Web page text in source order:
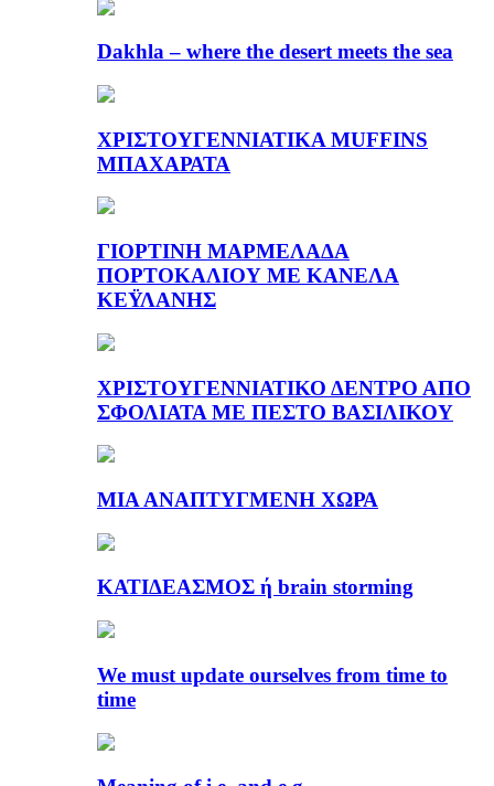
Dakhla – where the desert meets the sea
ΧΡΙΣΤΟΥΓΕΝΝΙΑΤΙΚΑ MUFFINS
ΜΠΑΧΑΡΑΤΑ
ΓΙΟΡΤΙΝΗ ΜΑΡΜΕΛΑΔΑ
ΠΟΡΤΟΚΑΛΙΟΥ ΜΕ ΚΑΝΕΛΑ
ΚΕΫΛΑΝΗΣ
ΧΡΙΣΤΟΥΓΕΝΝΙΑΤΙΚΟ ΔΕΝΤΡΟ ΑΠΟ
ΣΦΟΛΙΑΤΑ ΜΕ ΠΕΣΤΟ ΒΑΣΙΛΙΚΟΥ
ΜΙΑ ΑΝΑΠΤΥΓΜΕΝΗ ΧΩΡΑ
ΚΑΤΙΔΕΑΣΜΟΣ ή brain storming
We must update ourselves from time to
time